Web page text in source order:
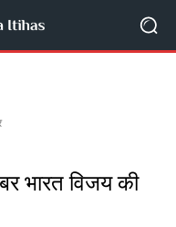
भारत विजय की